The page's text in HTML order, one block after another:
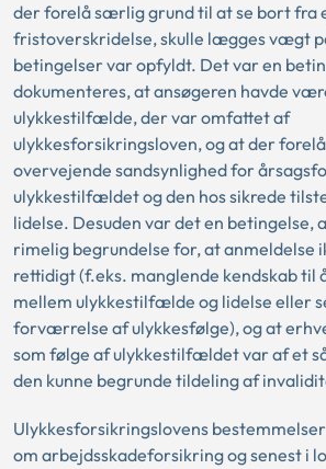
der forelå særlig grund til at se bort fra
fristoverskridelse, skulle lægges vægt
betingelser var opfyldt. Det var en
dokumenteres, at ansøgeren havde
ulykkestilfælde, der var omfattet af
ulykkesforsikringsloven, og at der
overvejende sandsynlighed for
ulykkestilfældet og den hos sikrede
lidelse. Desuden var det en betingelse,
rimelig begrundelse for, at anmeldelse
rettidigt (f.eks. manglende kendskab til
mellem ulykkestilfælde og lidelse eller
forværrelse af ulykkesfølge), og at
som følge af ulykkestilfældet var af et
den kunne begrunde tildeling af
Ulykkesforsikringslovens
om arbejdsskadeforsikring og senest i